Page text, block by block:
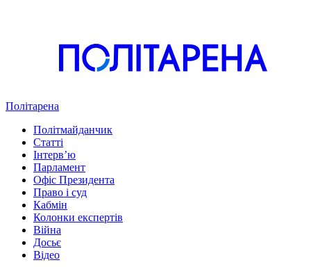
Політарена
Політмайданчик
Статті
Інтервʼю
Парламент
Офіс Президента
Право і суд
Кабмін
Колонки експертів
Війна
Досьє
Відео